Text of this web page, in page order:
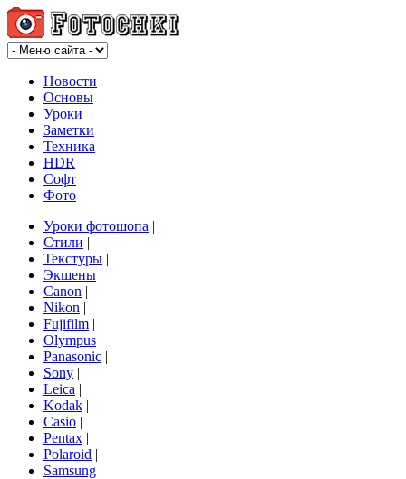
Новости
Основы
Уроки
Заметки
Техника
HDR
Софт
Фото
Уроки фотошопа |
Стили |
Текстуры |
Экшены |
Canon |
Nikon |
Fujifilm |
Olympus |
Panasonic |
Sony |
Leica |
Kodak |
Casio |
Pentax |
Polaroid |
Samsung